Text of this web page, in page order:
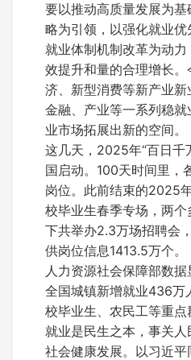
要以推动高质量发展为
略为引领，以强化就业
就业体制机制改革为动
效提升和量的合理增长
济、新型消费等新产业新
金融、产业等一系列稳
业市场拓展出新的空间。
这几天，2025年“百日千
国启动。100天时间里，
岗位。此前结束的2025
校毕业生春季专场，两
下共举办2.3万场招聘会
供岗位信息1413.5万个。
人力资源社会保障部数据
全国城镇新增就业436万
校毕业生、农民工等重点
就业是民生之本，事关
社会健康发展。以习近